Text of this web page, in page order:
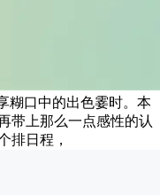
糊口中的出色霎时。本
带上那么一点感性的认
排日程，